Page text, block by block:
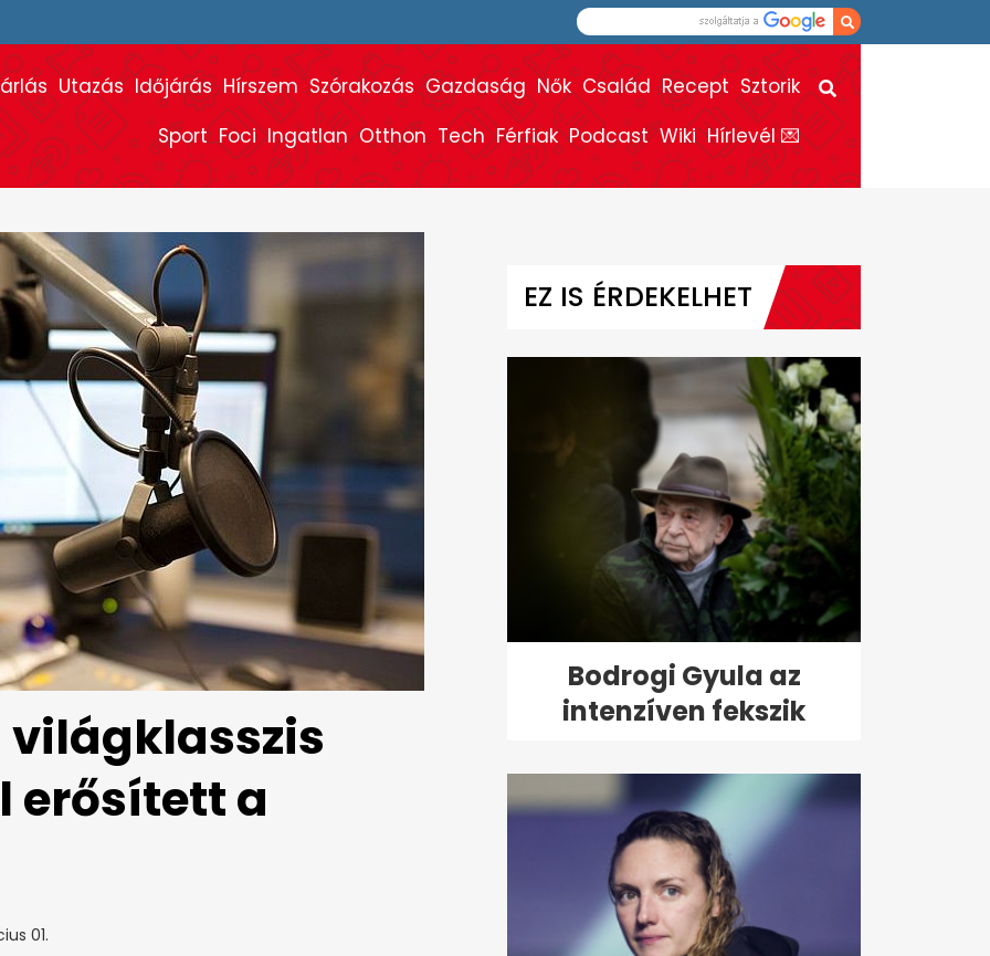
Utazás Időjárás Hírszem Szórakozás Gazdaság Nők Család Recept Sztorik
Sport Foci Ingatlan Otthon Tech Férfiak Podcast Wiki Hírlevél 💌
világklasszis
erősített a
01.
EZ IS ÉRDEKELHET
Bodrogi Gyula az
intenzíven fekszik